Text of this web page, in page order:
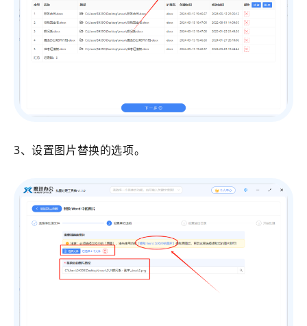
3、设置图片替换的选项。